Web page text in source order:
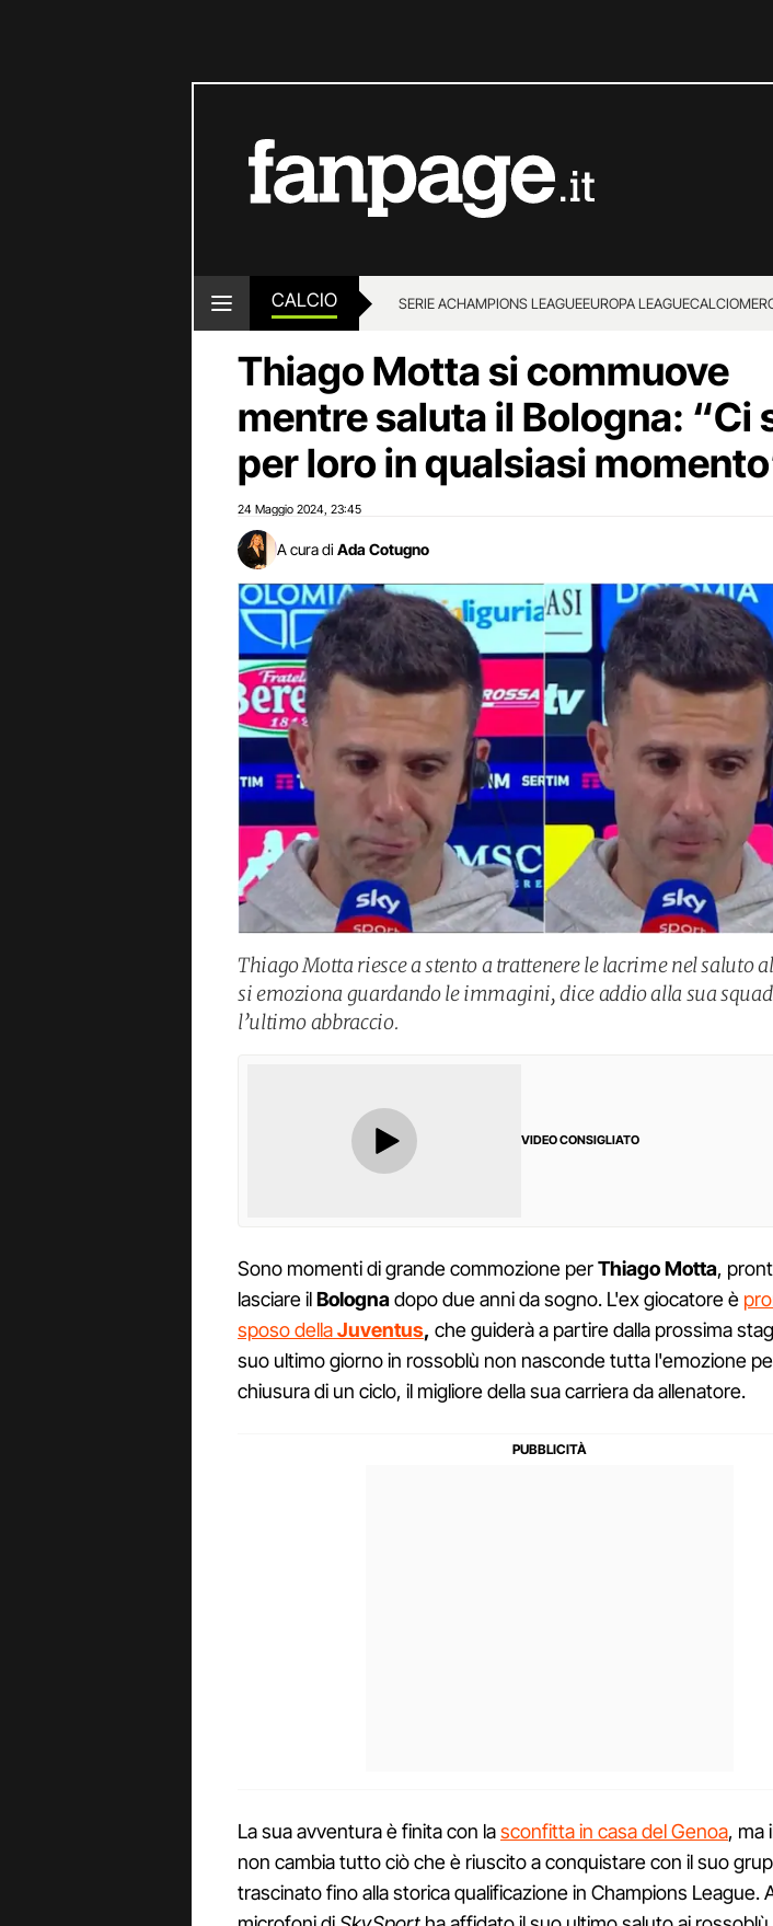
CALCIO SERIE ACHAMPIONS LEAGUEEUROPA LEAGUE
Thiago Motta si commuove
mentre saluta il Bologna: “Ci
per loro in qualsiasi
24 Maggio 2024 23:45
A cura di Ada Cotugno
Thiago Motta riesce a stento a trattenere le lacrime nel saluto
si emoziona guardando le immagini, dice addio alla sua
l’ultimo abbraccio.
VIDEO CONSIGLIATO
Sono momenti di grande commozione perThiago Motta,
lasciare ilBolognadopo due anni da sogno. L'ex giocatore è
sposo dellaJuventus, che guiderà a partire dalla prossima
suo ultimo giorno in rossoblù non nasconde tutta l'emozione
chiusura di un ciclo, il migliore della sua carriera da allenatore.
La sua avventura è finita con lasconfitta in casa del Genoa, ma
non cambia tutto ciò che è riuscito a conquistare con il suo
trascinato fino alla storica qualificazione in Champions League.